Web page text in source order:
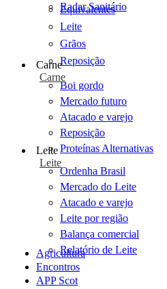
Radar Sanitário
Equivalentes
Leite
Grãos
Reposição
Carne
Carne
Boi gordo
Mercado futuro
Atacado e varejo
Reposição
Proteínas Alternativas
Leite
Leite
Ordenha Brasil
Mercado do Leite
Atacado e varejo
Leite por região
Balança comercial
Relatório de Leite
Agricultura
Encontros
APP Scot